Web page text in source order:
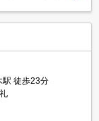
駅 徒歩23分